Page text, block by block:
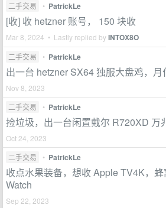
二手交易 • PatrickLe
[收] 收 hetzner 账号， 150 块收
Mar 8, 2024 • Lastly replied byINTOX8O
二手交易 • PatrickLe
出一台 hetzner SX64 独服大盘鸡，月
Nov 8, 2023
二手交易
• PatrickLe
捡垃圾，出一台闲置戴尔 R720XD 万
Oct 24, 2023
二手交易
• PatrickLe
收点水果装备，想收 Apple TV4K，
Watch
Sep 22, 2023